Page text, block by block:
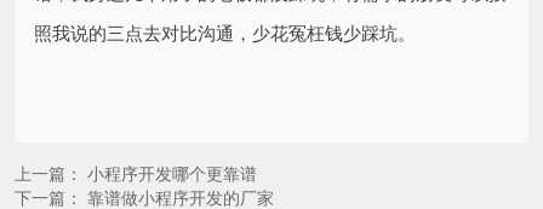
照我说的三点去对比沟通，少花冤枉钱少踩坑。
上一篇： 小程序开发哪个更靠谱
下一篇： 靠谱做小程序开发的厂家